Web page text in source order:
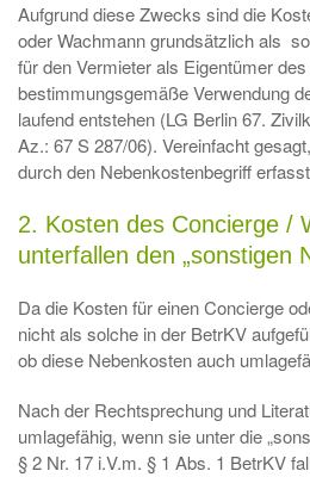
Aufgrund diese Zwecks sind die
oder Wachmann grundsätzlich als
für den Vermieter als Eigentümer
bestimmungsgemäße Verwendung
laufend entstehen (LG Berlin 67.
Az.: 67 S 287/06). Vereinfacht
durch den Nebenkostenbegriff
2. Kosten des Concierge /
unterfallen den „sonstigen
Da die Kosten für einen Concierge
nicht als solche in der BetrKV
ob diese Nebenkosten auch
Nach der Rechtsprechung und
umlagefähig, wenn sie unter die
§ 2 Nr. 17 i.V.m. § 1 Abs. 1 BetrKV